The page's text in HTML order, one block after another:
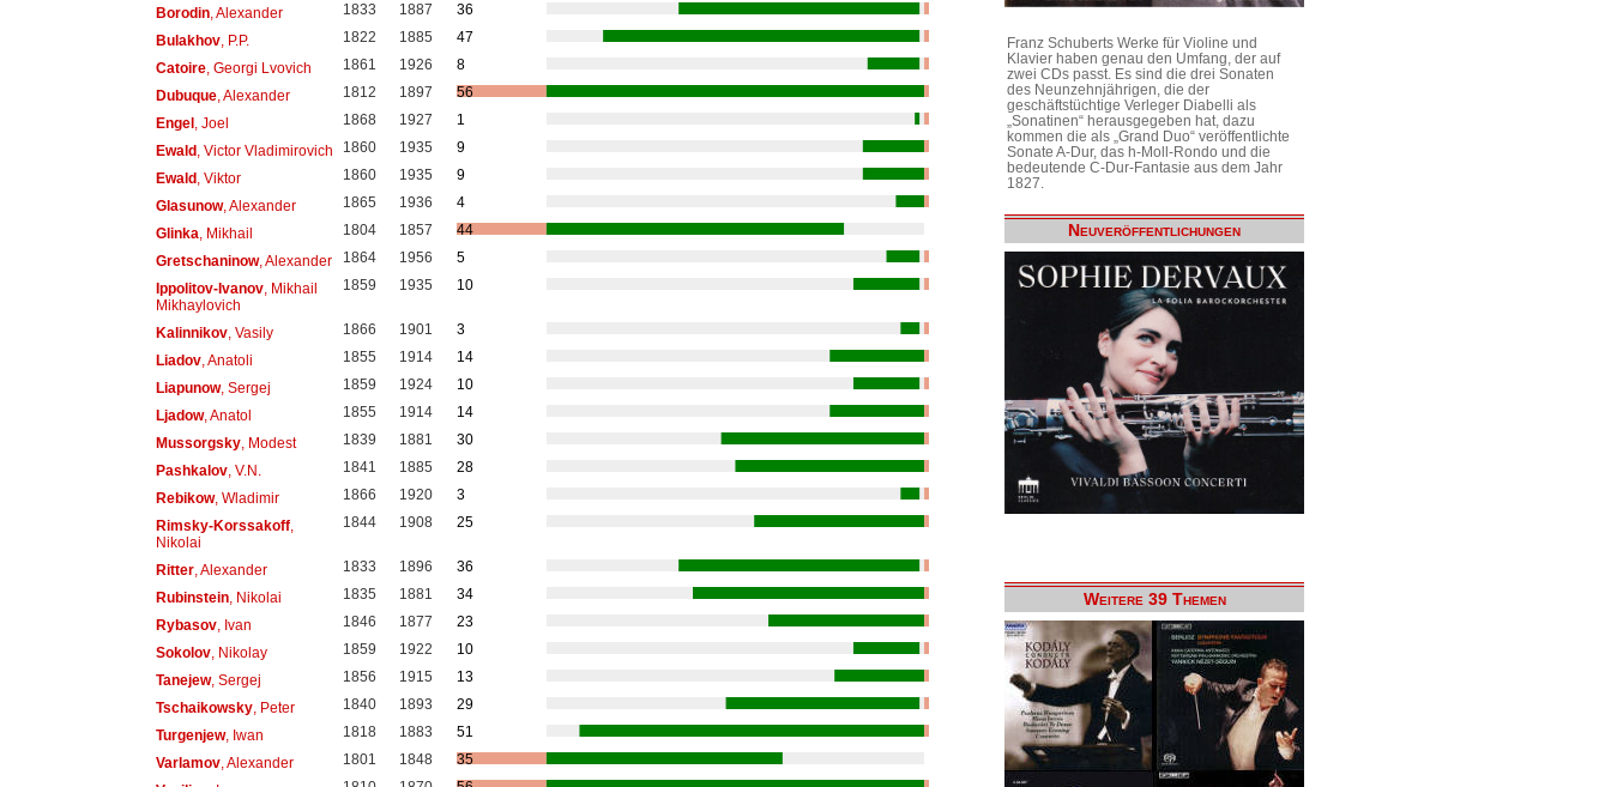
Borodin, Alexander 1833 1887
36
Bulakhov, P.P. 1822 1885
47
Catoire, Georgi Lvovich 1861 1926
8
Dubuque, Alexander 1812 1897
56
Engel, Joel 1868 1927
1
Ewald, Victor Vladimirovich 1860 1935
9
Ewald, Viktor 1860 1935
9
Glasunow, Alexander 1865 1936
4
Glinka , Mikhail 1804 1857
44
Gretschaninow, Alexander 1864 1956
5
Ippolitov-Ivanov, Mikhail
Mikhaylovich
1859 1935 10
Kalinnikov, Vasily 1866 1901
3
Liadov, Anatoli 1855 1914
14
Liapunow, Sergej 1859 1924
10
Ljadow, Anatol 1855 1914
14
Mussorgsky, Modest 1839 1881
30
Pashkalov, V.N. 1841 1885
28
Rebikow, Wladimir 1866 1920
3
Rimsky-Korssakoff,
Nikolai
1844 1908 25
Ritter, Alexander 1833 1896
36
Rubinstein, Nikolai 1835 1881
34
Rybasov, Ivan 1846 1877
23
Sokolov, Nikolay 1859 1922
10
Tanejew, Sergej 1856 1915
13
Tschaikowsky, Peter 1840 1893
29
Turgenjew, Iwan 1818 1883
51
Varlamov, Alexander 1801 1848
35
Franz Schuberts Werke für Violine und
Klavier haben genau den Umfang, der auf
zwei CDs passt. Es sind die drei Sonaten
des Neunzehnjährigen, die der
geschäftstüchtige Verleger Diabelli als
„Sonatinen“ herausgegeben hat, dazu
kommen die als „Grand Duo“ veröffentlichte
Sonate A-Dur, das h-Moll-Rondo und die
bedeutende C-Dur-Fantasie aus dem Jahr
1827.
Neuveröffentlichungen
Weitere 39 Themen